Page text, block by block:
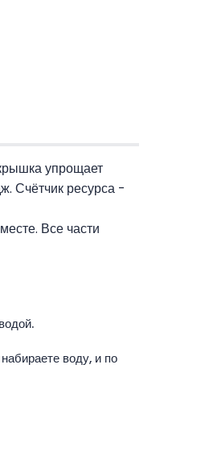
упрощает
Счётчик ресурса -
Все части
воду, и по